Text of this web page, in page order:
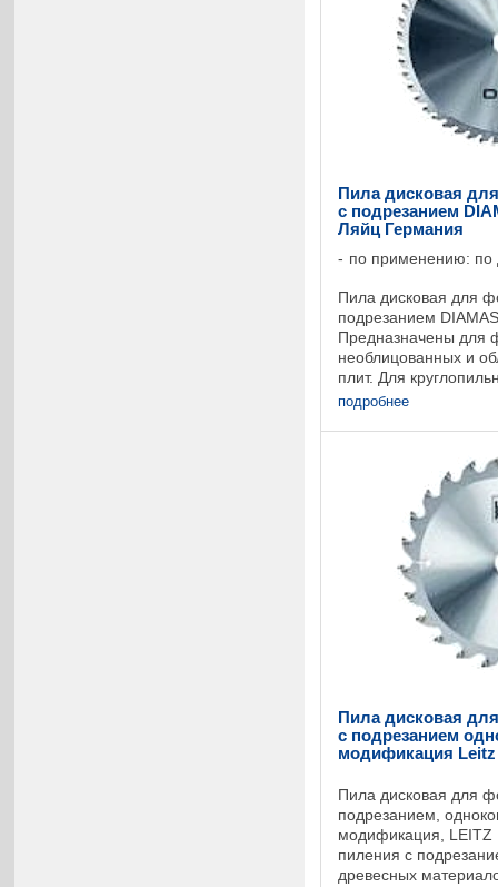
Пила дисковая
c подрезанием
Ляйц Германия
по применению: по
Пила дисковая для
подрезанием
Предназначены для
необлицованных и
плит. Для
столом, для
подробнее
Пила дисковая
c подрезанием
модификация Leitz
Пила дисковая для
подрезанием,
модификация, LEITZ
пиления с
древесных